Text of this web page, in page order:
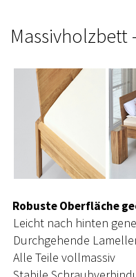
Massivholzbett
Robuste Oberfläche
Leicht nach hinten
Durchgehende
Alle Teile vollmassiv